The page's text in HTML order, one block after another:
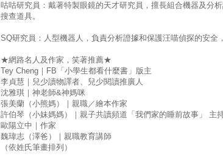
咕咕研究員：戴著特製眼鏡的天才研究員，擅長組合機器及分
搜查道具。
SQ研究員：人型機器人，負責分析證據和保護汪喵偵探的安全
★網路名人及作家，笑著推薦★
Tey Cheng｜FB「小學生都看什麼書」版主
李貞慧｜兒少讀物譯者、兒少閱讀推廣人
沈雅琪｜神老師&神媽咪
張美蘭（小熊媽）｜親職／繪本作家
許伯琴（小妹媽媽）｜親子共讀頻道「我們家的睡前故事」 主
歐陽立中｜作家
魏瑋志（澤爸）｜親職教育講師
（依姓氏筆畫排列）